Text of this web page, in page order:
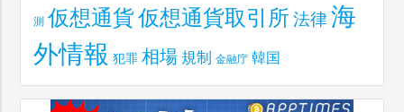
測 仮想通貨仮想通貨取引所 法律 海
外情報 犯罪 相場 規制 金融庁 韓国